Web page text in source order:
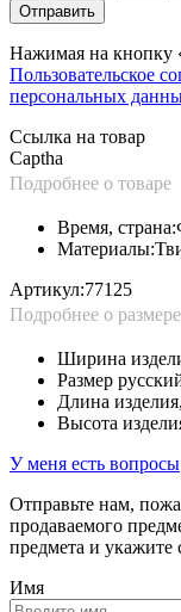
Отправить
Нажимая на кнопку
Пользовательское
персональных
Ссылка на товар
Captha
Подробнее о товаре
Материалы:
Время, страна:
Артикул:77125
Подробнее о размере
Высота
Длина
Размер
Ширина
У меня есть вопросы
Отправьте нам,
продаваемого
предмета и
Имя